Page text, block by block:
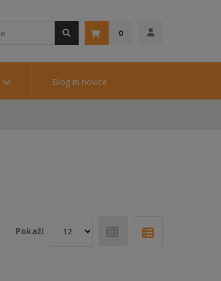
0
Blog in novice
Pokaži